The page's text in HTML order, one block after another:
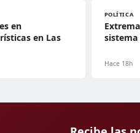
en
en Las
POLÍTICA
Hace 18h